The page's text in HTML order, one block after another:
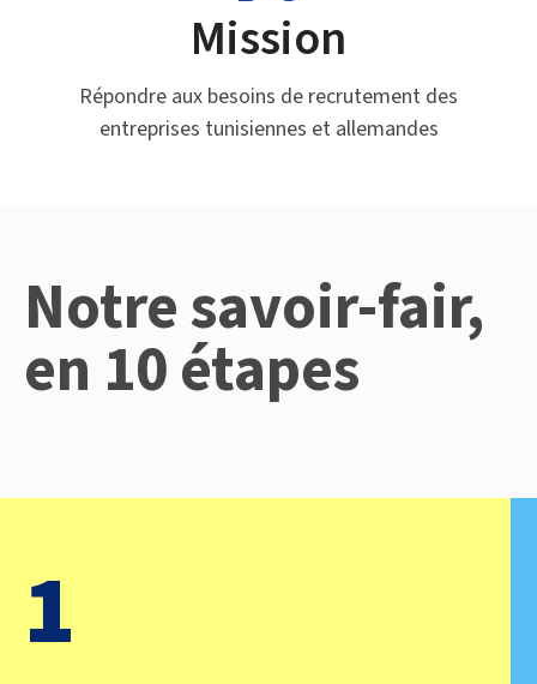
Mission
Répondre aux besoins de recrutement des
entreprises tunisiennes et allemandes
Notre savoir-fair,
en 10 étapes
1